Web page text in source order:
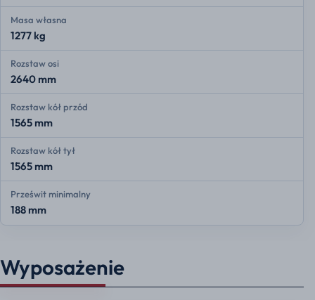
Masa własna
1277 kg
Rozstaw osi
2640 mm
Rozstaw kół przód
1565 mm
Rozstaw kół tył
1565 mm
Prześwit minimalny
188 mm
Wyposażenie